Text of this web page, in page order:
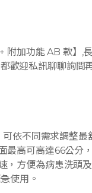
附加功能 AB 款】,
歡迎私訊聊聊詢問
依不同需求調整最
最高可高達66公分
，方便為病患洗頭
使用。